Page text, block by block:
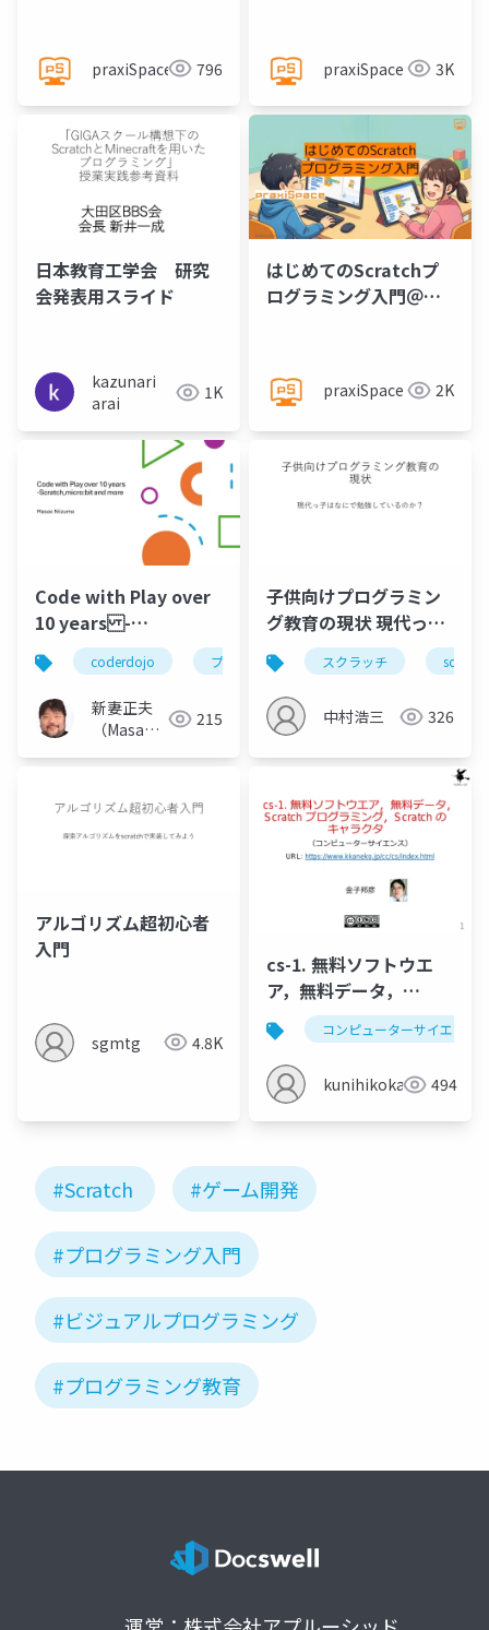
praxiSpace 796 praxiSpace 3K
日本教育工学会 研究
会発表用スライド
kazunari
arai
1K
はじめてのScratchプ
ログラミング入門＠
praxiSpace 2K
Code with Play over
10 years -
Scratch,micro:bit
and more
coderdojo プログラミング
新妻正夫
（Masao
215
子供向けプログラミン
グ教育の現状 現代っ子
はなにで勉強している
のか？
スクラッチ scratch
中村浩三 326
アルゴリズム超初心者
入門
sgmtg 4.8K
cs-1. 無料ソフトウエ
ア，無料データ，
Scratch プログラミン
グ，Scratch のキャラ
クタ
コンピューターサイエンス
kunihikokaneko494
#Scratch #ゲーム開発
#プログラミング入門
#ビジュアルプログラミング
#プログラミング教育